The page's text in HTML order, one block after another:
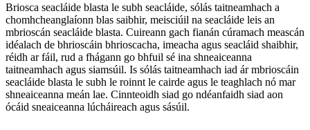
Briosca seacláide blasta le subh seacláide, sólás taitneamhach a
chomhcheanglaíonn blas saibhir, meisciúil na seacláide leis an
mbrioscán seacláide blasta. Cuireann gach fianán cúramach meascán
idéalach de bhrioscáin bhrioscacha, imeacha agus seacláid shaibhir,
réidh ar fáil, rud a fhágann go bhfuil sé ina shneaiceanna
taitneamhach agus siamsúil. Is sólás taitneamhach iad ár mbrioscáin
seacláide blasta le subh le roinnt le cairde agus le teaghlach nó mar
shneaiceanna meán lae. Cinnteoidh siad go ndéanfaidh siad aon
ócáid ​​sneaiceanna lúcháireach agus sásúil.